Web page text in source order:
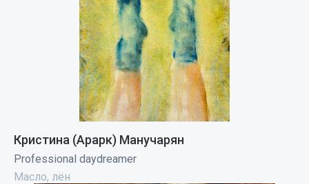
Кристина (Арарк) Манучарян
Professional daydreamer
Масло, лён